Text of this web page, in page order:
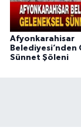
Afyonkarahisar
Belediyesi’nden
Sünnet Şöleni